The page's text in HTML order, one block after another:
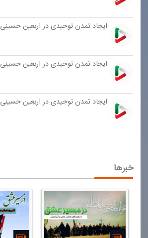
ایجاد تمدن توحیدی در اربعین حسینی
ایجاد تمدن توحیدی در اربعین حسینی
ایجاد تمدن توحیدی در اربعین حسینی
خبرها